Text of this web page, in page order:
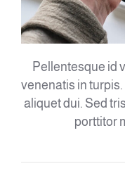
Pellentesque id
venenatis in
aliquet dui. Sed
porttitor